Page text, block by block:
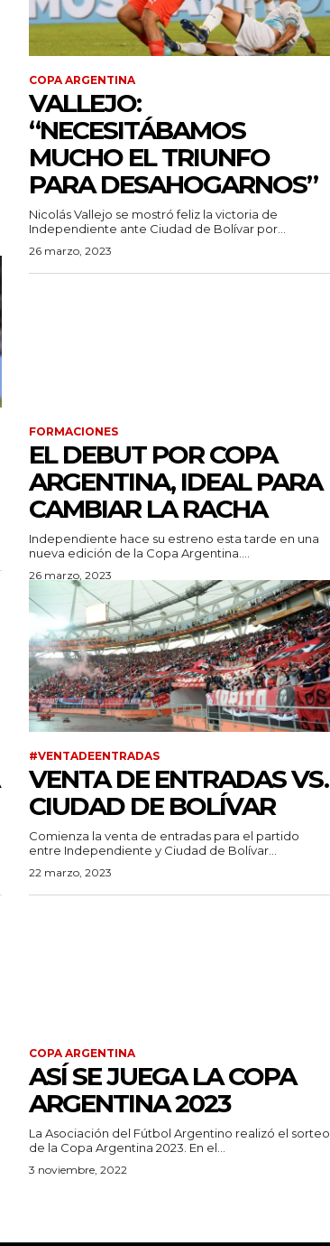
COPA ARGENTINA
VALLEJO:
“NECESITÁBAMOS
MUCHO EL TRIUNFO
PARA DESAHOGARNOS”
Nicolás Vallejo se mostró feliz la victoria de
Independiente ante Ciudad de Bolívar por...
26 marzo, 2023
FORMACIONES
EL DEBUT POR COPA
ARGENTINA, IDEAL PARA
CAMBIAR LA RACHA
Independiente hace su estreno esta tarde en una
nueva edición de la Copa Argentina....
26 marzo, 2023
#VENTADEENTRADAS
VENTA DE ENTRADAS VS.
CIUDAD DE BOLÍVAR
Comienza la venta de entradas para el partido
entre Independiente y Ciudad de Bolívar...
22 marzo, 2023
COPA ARGENTINA
ASÍ SE JUEGA LA COPA
ARGENTINA 2023
La Asociación del Fútbol Argentino realizó el sorteo
de la Copa Argentina 2023. En el...
3 noviembre, 2022